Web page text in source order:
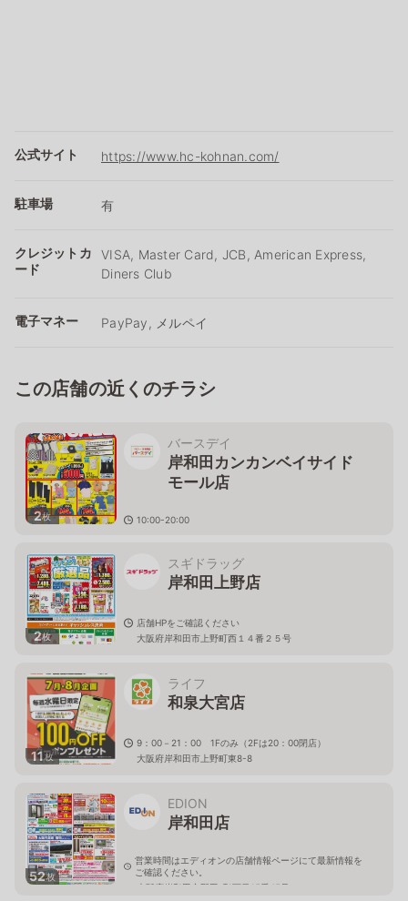
公式サイト https://www.hc-kohnan.com/
駐車場 有
クレジットカ
ード
VISA, Master Card, JCB, American Express,
Diners Club
電子マネー PayPay, メルペイ
この店舗の近くのチラシ
2枚
バースデイ
岸和田カンカンベイサイド
モール店
10:00-20:00
2枚
スギドラッグ
岸和田上野店
店舗HPをご確認ください
大阪府岸和田市上野町西１４番２５号
11枚
ライフ
和泉大宮店
9：00－21：00 1Fのみ（2Fは20：00閉店）
大阪府岸和田市上野町東8-8
52枚
EDION
岸和田店
営業時間はエディオンの店舗情報ページにて最新情報を
ご確認ください。
大阪府岸和田市野田町1丁目15番45号